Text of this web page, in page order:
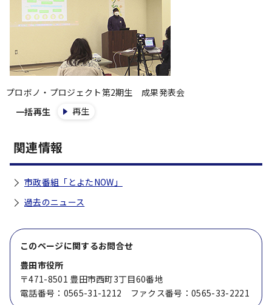
プロボノ・プロジェクト第2期生 成果発表会
一括再生
再生
関連情報
市政番組「とよたNOW」
過去のニュース
このページに関するお問合せ
豊田市役所
〒471-8501 豊田市西町3丁目60番地
電話番号：0565-31-1212 ファクス番号：0565-33-2221